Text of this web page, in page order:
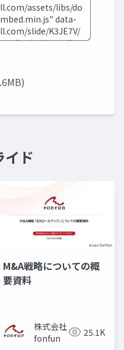
イド
M&A戦略についての概
要資料
株式会社
fonfun
25.1K